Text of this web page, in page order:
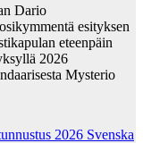
Dario
esityksen
eteenpäin
2026
Mysterio
2026 Svenska